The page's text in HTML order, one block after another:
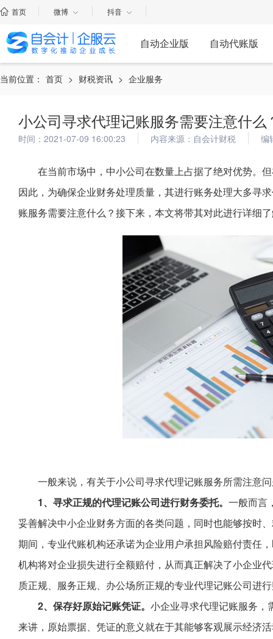
首页 微博 抖音
自动企业版 自动代账版
当前位置： 首页 > 财税资讯 > 企业服务
小公司寻求代理记账服务需要注意什么
时间：2021-07-09 16:00:23 内容来源：自会计财税 编
在当前市场中，中小公司在数量上占据了绝对优势。
因此，为确保企业财务处理质量，其进行账务处理大多寻
账服务需要注意什么？接下来，本文将带其对此进行详细
一般来说，有关于小公司寻求代理记账服务所需注意
1、寻求正规的代理记账公司进行财务委托。 一般而言
妥善解决中小企业财务方面的各类问题，同时也能够按时
期间，专业代账机构还承诺为企业用户承担风险赔付责任
机构将对企业损失进行全额赔付，从而真正解决了小企业
质正规、服务正规、办公场所正规的专业代理记账公司进
2、保存好原始记账凭证。 小企业寻求代理记账服务，
来讲，原始票据、凭证的意义就在于其能够客观展示经济